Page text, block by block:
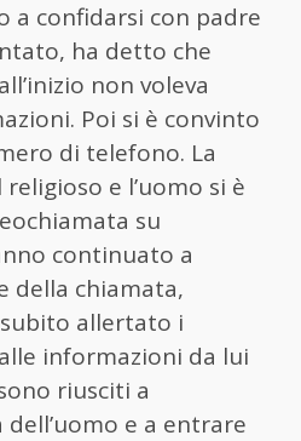
a confidarsi con padre
ha detto che
non voleva
Poi si è convinto
di telefono. La
e l’uomo si è
su
continuato a
della chiamata,
allertato i
informazioni da lui
riusciti a
dell’uomo e a entrare